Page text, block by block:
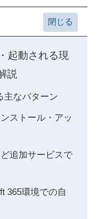
起動される現
説
主なパターン
ストール・アッ
追加サービスで
365環境での自